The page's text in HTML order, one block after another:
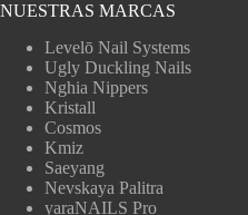
NUESTRAS MARCAS
Levelō Nail Systems
Ugly Duckling Nails
Nghia Nippers
Kristall
Cosmos
Kmiz
Saeyang
Nevskaya Palitra
yaraNAILS Pro